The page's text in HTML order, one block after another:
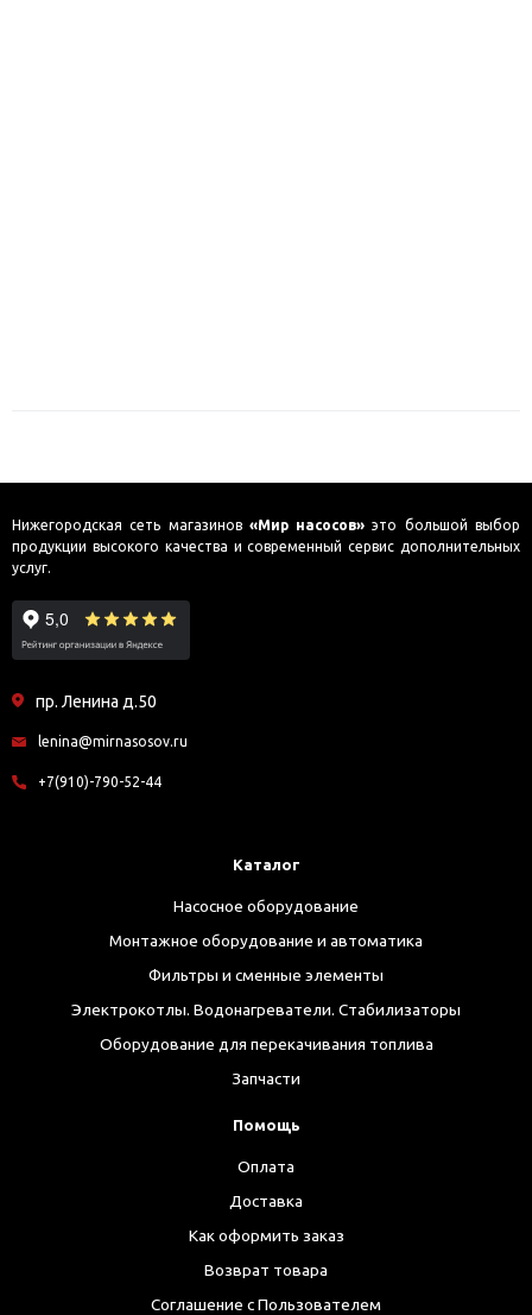
Нижегородская сеть магазинов «Мир насосов» это большой выбор
продукции высокого качества и современный сервис дополнительных
услуг.
пр. Ленина д.50
lenina@mirnasosov.ru
+7(910)-790-52-44
Каталог
Насосное оборудование
Монтажное оборудование и автоматика
Фильтры и сменные элементы
Электрокотлы. Водонагреватели. Стабилизаторы
Оборудование для перекачивания топлива
Запчасти
Помощь
Оплата
Доставка
Как оформить заказ
Возврат товара
Соглашение с Пользователем